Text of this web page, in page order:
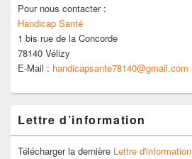
Pour nous contacter :
Handicap Santé
1 bis rue de la Concorde
78140 Vélizy
E-Mail : handicapsante78140@gmail.com
Lettre d’information
Télécharger la dernière Lettre d'information